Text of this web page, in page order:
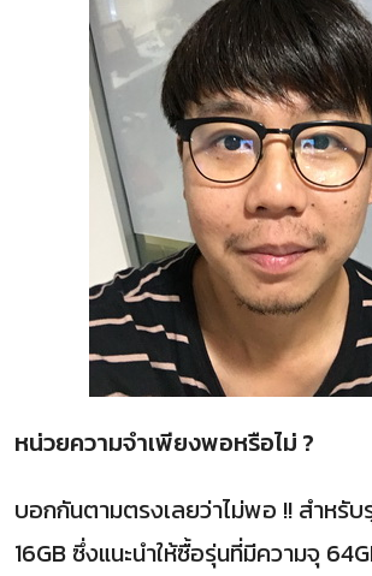
หน่วยความจำเพียงพอหรือไม่ ?
บอกกันตามตรงเลยว่าไม่พอ !! สำหรั
16GB ซึ่งแนะนำให้ซื้อรุ่นที่มีความจุ